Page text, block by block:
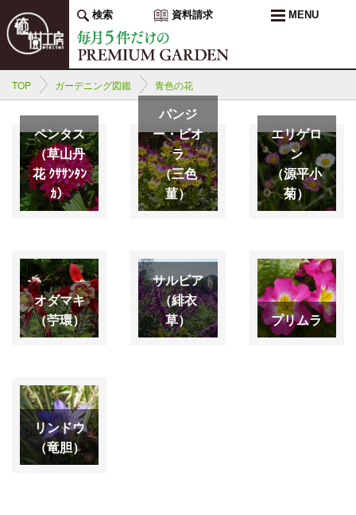
検索 資料請求 MENU
TOP ガーデニング図鑑 青色の花
ペンタス
（草山丹
花 ｸｻｻﾝﾀﾝ
ｶ）
パンジ
ー・ビオ
ラ
（三色
菫）
エリゲロ
ン
（源平小
菊）
オダマキ
（苧環）
サルビア
（緋衣
草）
プリムラ
リンドウ
（竜胆）